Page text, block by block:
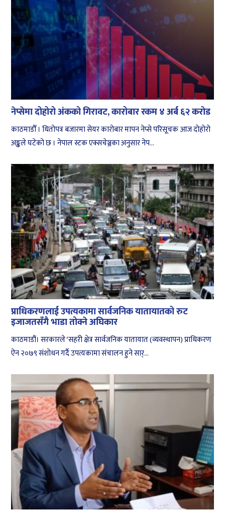
नेप्सेमा दोहोरो अंकको गिरावट, कारोबार रकम ४ अर्ब ६२ करोड
काठमाडौँ । धितोपत्र बजारमा सेयर कारोबार मापन नेप्से परिसूचक आज दोहोरो
अङ्कले घटेको छ । नेपाल स्टक एक्सचेञ्जका अनुसार नेप...
प्राधिकरणलाई उपत्यकामा सार्वजनिक यातायातको रुट
इजाजतसँगै भाडा तोक्ने अघिकार
काठमाडौं। सरकारले ‘सहरी क्षेत्र सार्वजनिक यातायात (व्यवस्थापन) प्राधिकरण
ऐन २०७९ संशोधन गर्दै उपत्यकामा संचालन हुने सार्...